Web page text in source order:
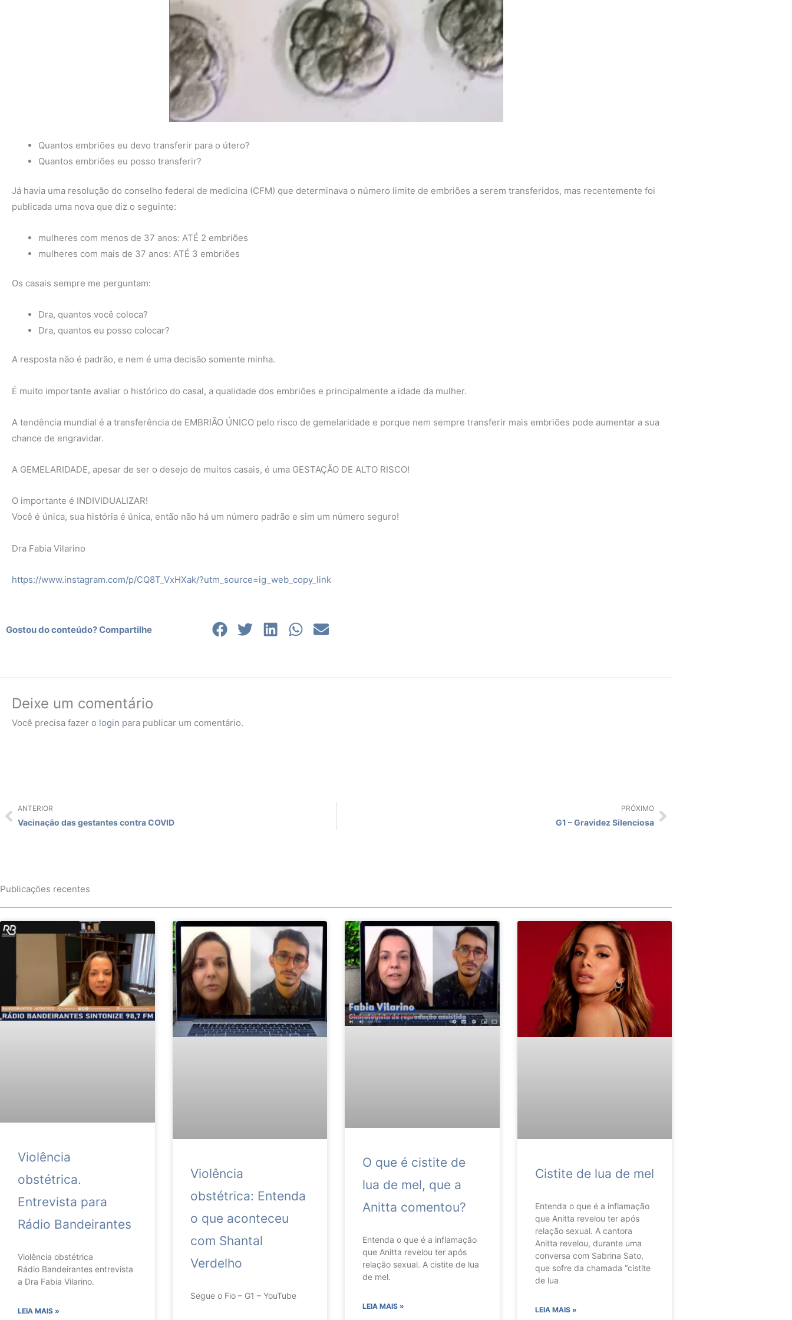
Quantos embriões eu devo transferir para o útero?
Quantos embriões eu posso transferir?
Já havia uma resolução do conselho federal de medicina (CFM) que determinava o número limite de embriões a serem transferidos, mas recentemente foi
publicada uma nova que diz o seguinte:
mulheres com menos de 37 anos: ATÉ 2 embriões
mulheres com mais de 37 anos: ATÉ 3 embriões
Os casais sempre me perguntam:
Dra, quantos você coloca?
Dra, quantos eu posso colocar?
A resposta não é padrão, e nem é uma decisão somente minha.
É muito importante avaliar o histórico do casal, a qualidade dos embriões e principalmente a idade da mulher.
A tendência mundial é a transferência de EMBRIÃO ÚNICO pelo risco de gemelaridade e porque nem sempre transferir mais embriões pode aumentar a sua
chance de engravidar.
A GEMELARIDADE, apesar de ser o desejo de muitos casais, é uma GESTAÇÃO DE ALTO RISCO!
O importante é INDIVIDUALIZAR!
Você é única, sua história é única, então não há um número padrão e sim um número seguro!
Dra Fabia Vilarino
https://www.instagram.com/p/CQ8T_VxHXak/?utm_source=ig_web_copy_link
Gostou do conteúdo? Compartilhe
Deixe um comentário
Você precisa fazer o login para publicar um comentário.
PrevANTERIOR
Vacinação das gestantes contra COVID
PRÓXIMO
G1 – Gravidez SilenciosaNext
Publicações recentes
Violência
obstétrica.
Entrevista para
Rádio Bandeirantes
Violência obstétrica
Rádio Bandeirantes entrevista
a Dra Fabia Vilarino.
LEIA MAIS »
Violência
obstétrica: Entenda
o que aconteceu
com Shantal
Verdelho
Segue o Fio – G1 – YouTube
O que é cistite de
lua de mel, que a
Anitta comentou?
Entenda o que é a inflamação
que Anitta revelou ter após
relação sexual. A cistite de lua
de mel.
LEIA MAIS »
Cistite de lua de mel
Entenda o que é a inflamação
que Anitta revelou ter após
relação sexual. A cantora
Anitta revelou, durante uma
conversa com Sabrina Sato,
que sofre da chamada “cistite
de lua
LEIA MAIS »